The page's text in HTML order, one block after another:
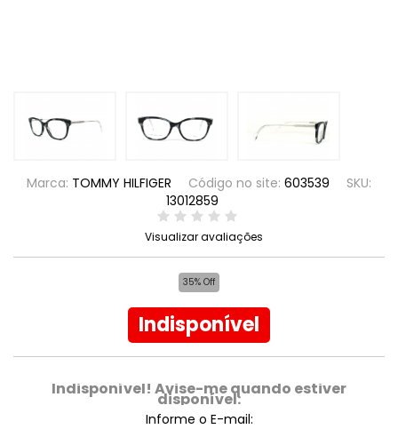
Marca: TOMMY HILFIGER Código no site: 603539
SKU:
13012859
Visualizar avaliações
35% Off
Indisponível
Indisponível! Avise-me quando estiver
disponível:
Informe o E-mail: